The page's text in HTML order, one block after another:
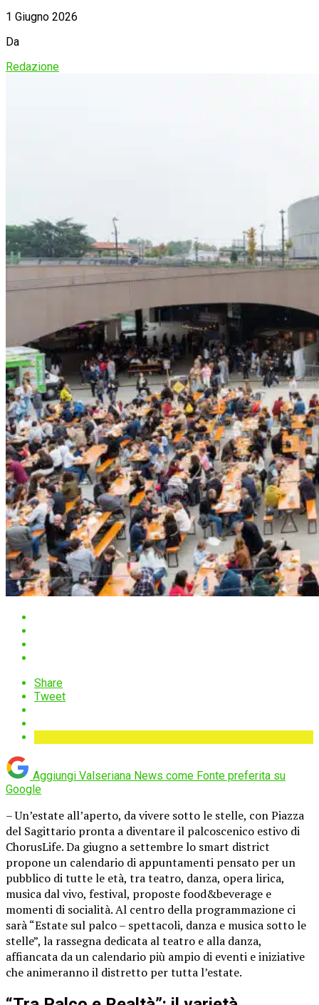
1 Giugno 2026
Da
Redazione
Share
Tweet
Aggiungi Valseriana News come Fonte preferita su
Google
– Un’estate all’aperto, da vivere sotto le stelle, con Piazza
del Sagittario pronta a diventare il palcoscenico estivo di
ChorusLife. Da giugno a settembre lo smart district
propone un calendario di appuntamenti pensato per un
pubblico di tutte le età, tra teatro, danza, opera lirica,
musica dal vivo, festival, proposte food&beverage e
momenti di socialità. Al centro della programmazione ci
sarà “Estate sul palco – spettacoli, danza e musica sotto le
stelle”, la rassegna dedicata al teatro e alla danza,
affiancata da un calendario più ampio di eventi e iniziative
che animeranno il distretto per tutta l’estate.